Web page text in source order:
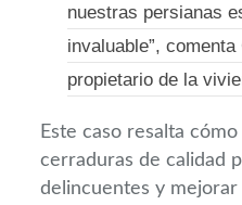
nuestras persianas
invaluable”,
propietario de la
Este caso resalta
cerraduras de calidad
delincuentes y